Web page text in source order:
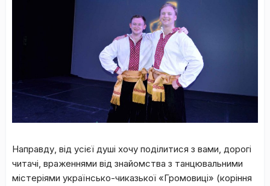
Направду, від усієї душі хочу поділитися з вами, дорогі
читачі, враженнями від знайомства з танцювальними
містеріями українсько-чиказької «Громовиці» (коріння